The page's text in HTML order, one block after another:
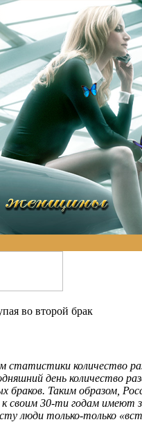
во второй брак
статистики количество
день количество
браков. Таким образом
ксвоим 30-ти годам имеют
люди только-только «